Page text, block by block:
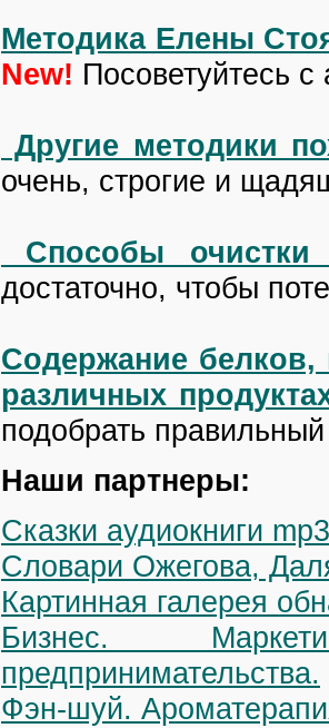
Методика Елены
New! Посоветуйтесь
Другие методики
очень, строгие и
Способы очистки
достаточно, чтобы
Содержание
различных
подобрать
Наши партнеры:
Сказки аудиокниги
Словари Ожегова,
Картинная галерея
Бизнес.
предпринимательства.
Фэн-шуй.